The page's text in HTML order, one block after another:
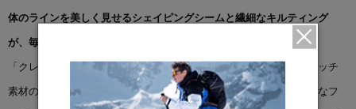
体のラインを美しく見せるシェイピングシームと繊細なキルティング
が、毎日着られる軽やかなシルエットを演出。
「クレア ベスト」は、マットな質感で伸縮性に優れた2WAYストレッチ
素材のアイラを使用。動きやすさを追求した設計で、取り外し可能なフ